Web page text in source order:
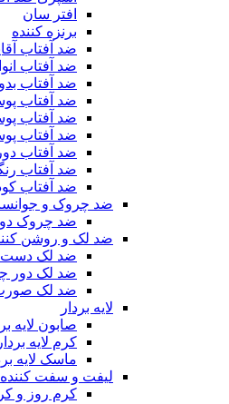
برنزه کننده
ضد آفتاب آقایان
ضد آفتاب انواع پوست
ضد آفتاب بدون رنگ
ضد آفتاب پوست چرب
ضد آفتاب پوست حساس
ضد آفتاب پوست خشک
ضد آفتاب دور چشم
ضد آفتاب رنگی
ضد آفتاب کودک
ضد چروک و جوانساز
ضد چروک دور چشم
ضد لک و روشن کننده
ضد لک دست و بدن
ضد لک دور چشم
ضد لک صورت
صابون لایه بردار
کرم لایه بردار
ماسک لایه بردار
لیفت و سفت کننده پوست
کرم روز و کرم شب